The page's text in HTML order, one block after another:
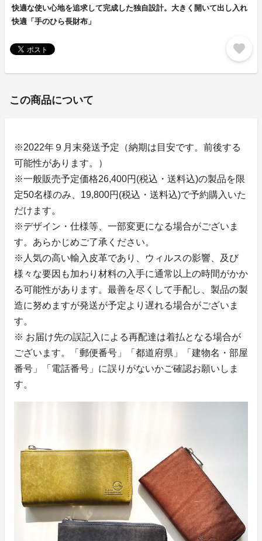
快適な使い心地を追求して完成した独自設計。大きく開いて出し入れ
快適「手のひら長財布」
favorite
この商品について
※2022年９月末発送予定（納期は目安です。前後する
可能性があります。）
※一般販売予定価格26,400円(税込・送料込)の製品を限
定50名様のみ、19,800円(税込・送料込)で予約購入いた
だけます。
※デザイン・仕様等、一部変更になる場合がございま
す。あらかじめご了承ください。
※人気の高い輸入皮革であり、ウィルスの影響、及び
様々な要因も加わり材料の入手に通常以上の時間がかか
る可能性があります。最善を尽くして手配し、製品の製
造に努めますが発送が予定より遅れる場合がございま
す。
※ お届け先の誤記入による再配達は着払となる場合が
ございます。「郵便番号」「都道府県」「建物名・部屋
番号」「電話番号」に誤りがないかご確認お願いしま
す。